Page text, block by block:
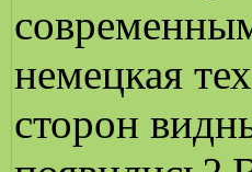
немецкая
сторон